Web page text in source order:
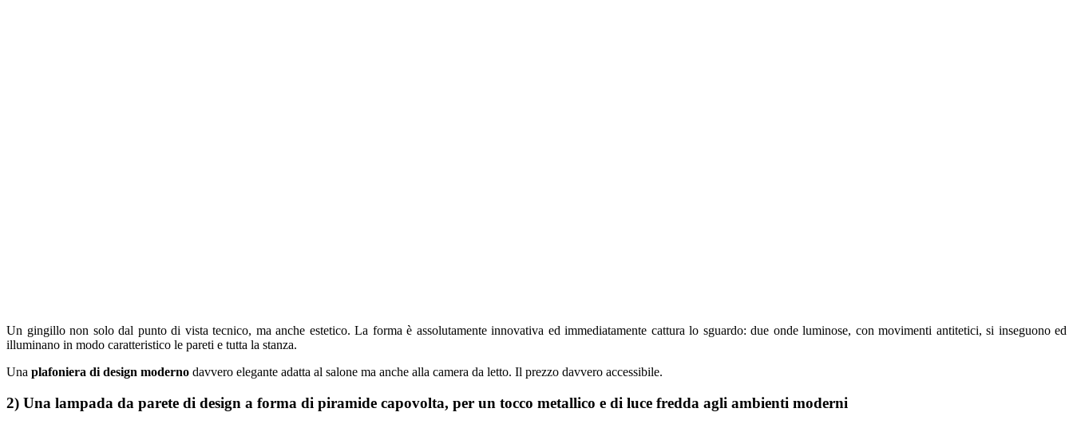
Un gingillo non solo dal punto di vista tecnico, ma anche estetico. La forma è assolutamente innovativa ed immediatamente cattura lo sguardo: due onde luminose, con movimenti antitetici, si inseguono ed
illuminano in modo caratteristico le pareti e tutta la stanza.
Una plafoniera di design moderno davvero elegante adatta al salone ma anche alla camera da letto. Il prezzo davvero accessibile.
2) Una lampada da parete di design a forma di piramide capovolta, per un tocco metallico e di luce fredda agli ambienti moderni